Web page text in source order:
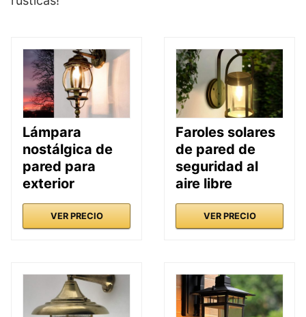
Lámpara
nostálgica de
pared para
exterior
VER PRECIO
Faroles solares
de pared de
seguridad al
aire libre
VER PRECIO